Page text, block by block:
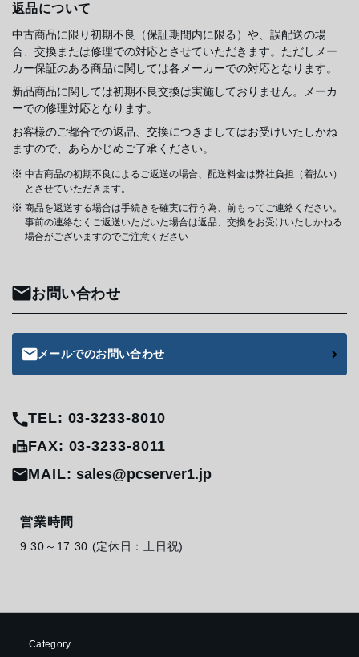
返品について
中古商品に限り初期不良（保証期間内に限る）や、誤配送の場
合、交換または修理での対応とさせていただきます。ただしメー
カー保証のある商品に関しては各メーカーでの対応となります。
新品商品に関しては初期不良交換は実施しておりません。メーカ
ーでの修理対応となります。
お客様のご都合での返品、交換につきましてはお受けいたしかね
ますので、あらかじめご了承ください。
中古商品の初期不良によるご返送の場合、配送料金は弊社負担（着払い）
とさせていただきます。
商品を返送する場合は手続きを確実に行う為、前もってご連絡ください。
事前の連絡なくご返送いただいた場合は返品、交換をお受けいたしかねる
場合がございますのでご注意ください
お問い合わせ
メールでのお問い合わせ
TEL: 03-3233-8010
FAX: 03-3233-8011
MAIL:sales@pcserver1.jp
営業時間
9:30～17:30 (定休日：土日祝)
Category